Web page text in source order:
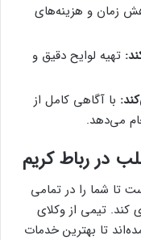
زمان و هزینه‌های
تهیه لوایح دقیق و
با آگاهی کامل از
می‌دهد.
در رباط کریم
تا شما را در تمامی
کند. تیمی از وکلای
تا بهترین خدمات